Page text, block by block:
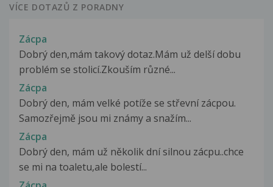
VÍCE DOTAZŮ Z PORADNY
Zácpa
Dobrý den,mám takový dotaz.Mám už delší dobu
problém se stolicí.Zkouším různé...
Zácpa
Dobrý den, mám velké potíže se střevní zácpou.
Samozřejmě jsou mi známy a snažím...
Zácpa
Dobrý den, mám už několik dní silnou zácpu..chce
se mi na toaletu,ale bolestí...